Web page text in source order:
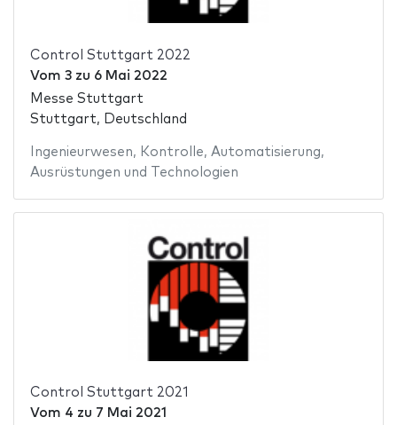
Control Stuttgart 2022
Vom 3zu 6 Mai 2022
Messe Stuttgart
Stuttgart, Deutschland
Ingenieurwesen, Kontrolle, Automatisierung,
Ausrüstungen und Technologien
Control Stuttgart 2021
Vom 4 zu 7 Mai 2021